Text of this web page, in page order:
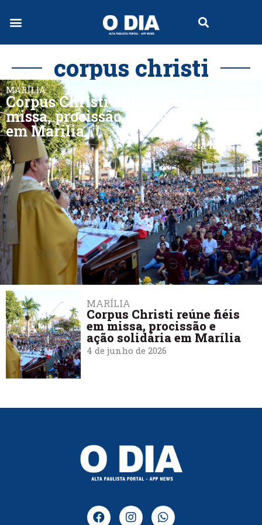
corpus christi
MARÍLIA
Corpus Christi reúne fiéis em
missa, procissão e ação solidária
em Marília
Leia mais
MARÍLIA
Corpus Christi reúne fiéis
em missa, procissão e
ação solidária em Marília
4 de junho de 2026